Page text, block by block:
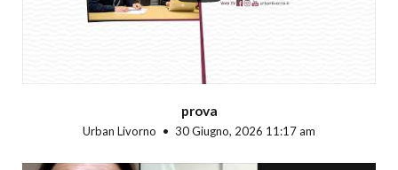
prova
Urban Livorno 30 Giugno, 2026 11:17 am